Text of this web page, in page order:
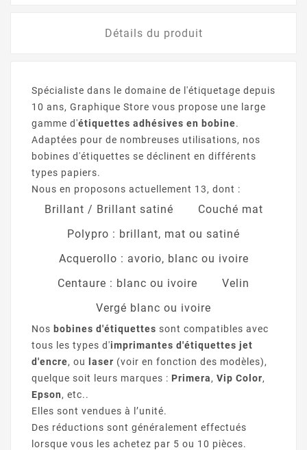
Détails du produit
Spécialiste dans le domaine de l'étiquetage depuis
10 ans, Graphique Store vous propose une large
gamme d'étiquettes adhésives en bobine.
Adaptées pour de nombreuses utilisations, nos
bobines d'étiquettes se déclinent en différents
types papiers.
Nous en proposons actuellement 13, dont :
Brillant / Brillant satiné
Couché mat
Polypro : brillant, mat ou satiné
Acquerollo : avorio, blanc ou ivoire
Centaure : blanc ou ivoire
Velin
Vergé blanc ou ivoire
Nos bobines d'étiquettes sont compatibles avec
tous les types d'imprimantes d'étiquettes jet
d'encre, ou laser (voir en fonction des modèles),
quelque soit leurs marques : Primera, Vip Color,
Epson, etc..
Elles sont vendues à l’unité.
Des réductions sont généralement effectués
lorsque vous les achetez par 5 ou 10 pièces.